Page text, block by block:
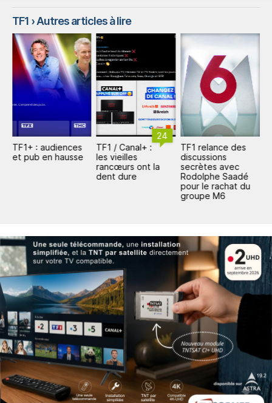
TF1 › Autres articles à lire
TF1+ : audiences
et pub en hausse
24
TF1 / Canal+ :
les vieilles
rancœurs ont la
dent dure
TF1 relance des
discussions
secrètes avec
Rodolphe Saadé
pour le rachat du
groupe M6